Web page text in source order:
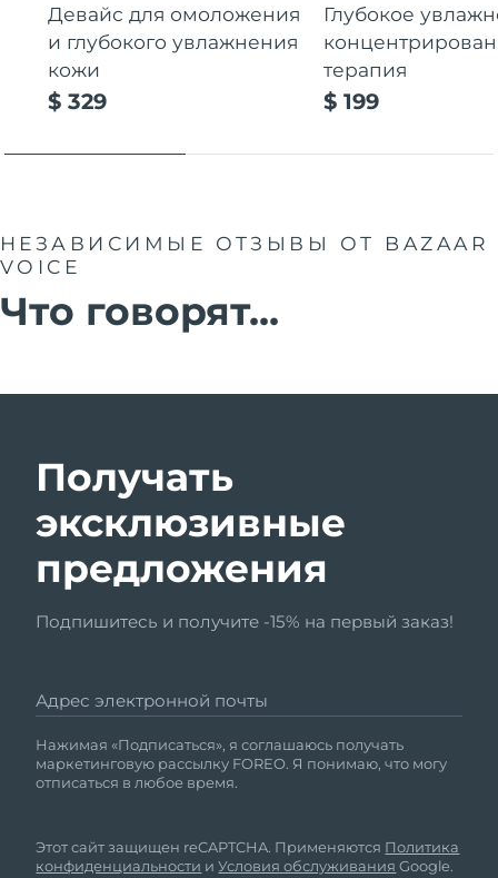
Девайс для омоложения
и глубокого увлажнения
кожи
$ 329
Глубокое
терапия
$ 199
НЕЗАВИСИМЫЕ ОТЗЫВЫ
ОТ BAZAAR
VOICE
Что говорят...
Получать
эксклюзивные
предложения
Подпишитесь и получите -15% на первый заказ!
Адрес электронной почты
Нажимая «Подписаться», я соглашаюсь получать
маркетинговую рассылку FOREO. Я понимаю, что могу
отписаться в любое время.
Этот сайт защищен reCAPTCHA. Применяются Политика
конфиденциальности иУсловия обслуживания Google.